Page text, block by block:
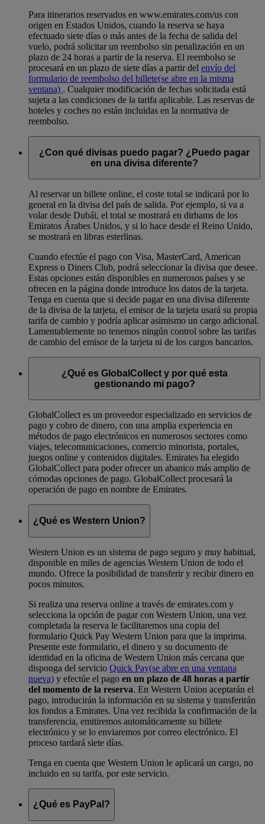
Para itinerarios reservados en www.emirates.com/us con
origen en Estados Unidos, cuando la reserva se haya
efectuado siete días o más antes de la fecha de salida del
vuelo, podrá solicitar un reembolso sin penalización en un
plazo de 24 horas a partir de la reserva. El reembolso se
procesará en un plazo de siete días a partir del envío del
formulario de reembolso del billete(se abre en la misma
ventana) . Cualquier modificación de fechas solicitada está
sujeta a las condiciones de la tarifa aplicable. Las reservas de
hoteles y coches no están incluidas en la normativa de
reembolso.
¿Con qué divisas puedo pagar? ¿Puedo pagar
en una divisa diferente?
Al reservar un billete online, el coste total se indicará por lo
general en la divisa del país de salida. Por ejemplo, si va a
volar desde Dubái, el total se mostrará en dirhams de los
Emiratos Árabes Unidos, y si lo hace desde el Reino Unido,
se mostrará en libras esterlinas.
Cuando efectúe el pago con Visa, MasterCard, American
Express o Diners Club, podrá seleccionar la divisa que desee.
Estas opciones están disponibles en numerosos países y se
ofrecen en la página donde introduce los datos de la tarjeta.
Tenga en cuenta que si decide pagar en una divisa diferente
de la divisa de la tarjeta, el emisor de la tarjeta usará su propia
tarifa de cambio y podría aplicar asimismo un cargo adicional.
Lamentablemente no tenemos ningún control sobre las tarifas
de cambio del emisor de la tarjeta ni de los cargos bancarios.
¿Qué es GlobalCollect y por qué esta
gestionando mi pago?
GlobalCollect es un proveedor especializado en servicios de
pago y cobro de dinero, con una amplia experiencia en
métodos de pago electrónicos en numerosos sectores como
viajes, telecomunicaciones, comercio minorista, portales,
juegos online y contenidos digitales. Emirates ha elegido
GlobalCollect para poder ofrecer un abanico más amplio de
cómodas opciones de pago. GlobalCollect procesará la
operación de pago en nombre de Emirates.
¿Qué es Western Union?
Western Union es un sistema de pago seguro y muy habitual,
disponible en miles de agencias Western Union de todo el
mundo. Ofrece la posibilidad de transferir y recibir dinero en
pocos minutos.
Si realiza una reserva online a través de emirates.com y
selecciona la opción de pagar con Western Union, una vez
completada la reserva le facilitaremos una copia del
formulario Quick Pay Western Union para que la imprima.
Presente este formulario, el dinero y su documento de
identidad en la oficina de Western Union más cercana que
disponga del servicio Quick Pay(se abre en una ventana
nueva) y efectúe el pago en un plazo de 48 horas a partir
del momento de la reserva. En Western Union aceptarán el
pago, introducirán la información en su sistema y transferirán
los fondos a Emirates. Una vez recibida la confirmación de la
transferencia, emitiremos automáticamente su billete
electrónico y se lo enviaremos por correo electrónico. El
proceso tardará siete días.
Tenga en cuenta que Western Union le aplicará un cargo, no
incluido en su tarifa, por este servicio.
¿Qué es PayPal?